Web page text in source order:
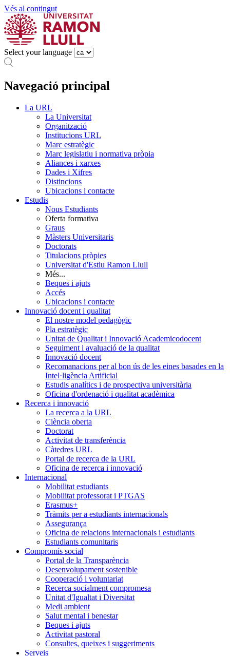
Vés al contingut
Select your language
Navegació principal
La URL
La Universitat
Organització
Institucions URL
Marc estratègic
Marc legislatiu i normativa pròpia
Aliances i xarxes
Dades i Xifres
Distincions
Ubicacions i contacte
Estudis
Nous Estudiants
Oferta formativa
Graus
Màsters Universitaris
Doctorats
Titulacions pròpies
Universitat d'Estiu Ramon Llull
Més...
Beques i ajuts
Accés
Ubicacions i contacte
Innovació docent i qualitat
El nostre model pedagògic
Pla estratègic
Unitat de Qualitat i Innovació Academicodocent
Seguiment i avaluació de la qualitat
Innovació docent
Recomanacions per al bon ús de les eines basades en la
Intel·ligència Artificial
Estudis analítics i de prospectiva universitària
Oficina d'ordenació i qualitat acadèmica
Recerca i innovació
La recerca a la URL
Ciència oberta
Doctorat
Activitat de transferència
Càtedres URL
Portal de recerca de la URL
Oficina de recerca i innovació
Internacional
Mobilitat estudiants
Mobilitat professorat i PTGAS
Erasmus+
Tràmits per a estudiants internacionals
Assegurança
Oficina de relacions internacionals i estudiants
Estudiants comunitaris
Compromís social
Portal de la Transparència
Desenvolupament sostenible
Cooperació i voluntariat
Recerca socialment compromesa
Unitat d'Igualtat i Diversitat
Medi ambient
Salut mental i benestar
Beques i ajuts
Activitat pastoral
Consultes, queixes i suggeriments
Serveis